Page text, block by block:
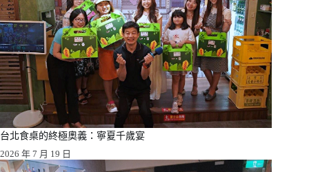
台北食桌的終極奧義：寧夏千歲宴
2026 年 7 月 19 日